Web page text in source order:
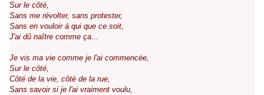
Sur le côté,
Sans me révolter, sans protester,
Sans en vouloir à qui que ce soit,
J'ai dû naître comme ça...
Je vis ma vie comme je l'ai commencée,
Sur le côté,
Côté de la vie, côté de la rue,
Sans savoir si je l'ai vraiment voulu,